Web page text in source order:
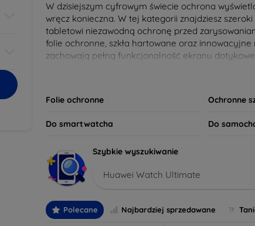
W dzisiejszym cyfrowym świecie ochrona
wręcz konieczna. W tej kategorii znajdziesz
tabletowi niezawodną ochronę przed
folie ochronne, szkła hartowane oraz
zachowają pełną funkcjonalność ekranu
dziś i wybierz idealną ochronę, która spełni Twoje
Folie ochronne Ochronne
Do smartwatcha Do
Szybkie wyszukiwanie
Huawei Watch Ultimate
Polecane Najbardziej sprzedawane